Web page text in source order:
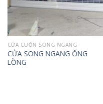
CỬA CUỐN SONG NGANG
CỬA SONG NGANG ỐNG
LỒNG